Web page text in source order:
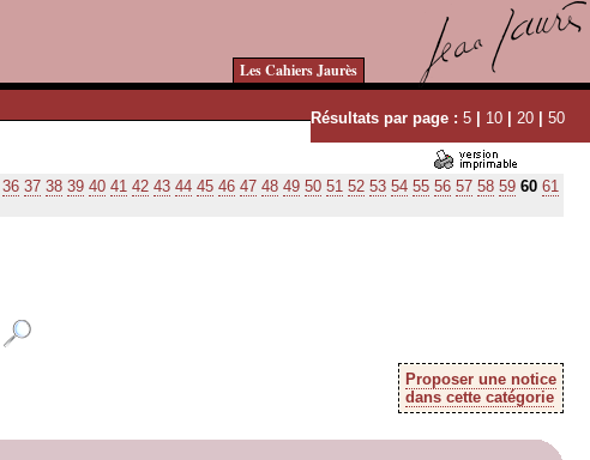
Les Cahiers Jaurès
Résultats par page : 5 | 10 | 20 | 50
36 37 38 39 40 41 42 43 44 45 46 47 48 49 50 51 52 53 54 55 56 57 58 59 60 61
Proposer une notice
dans cette catégorie